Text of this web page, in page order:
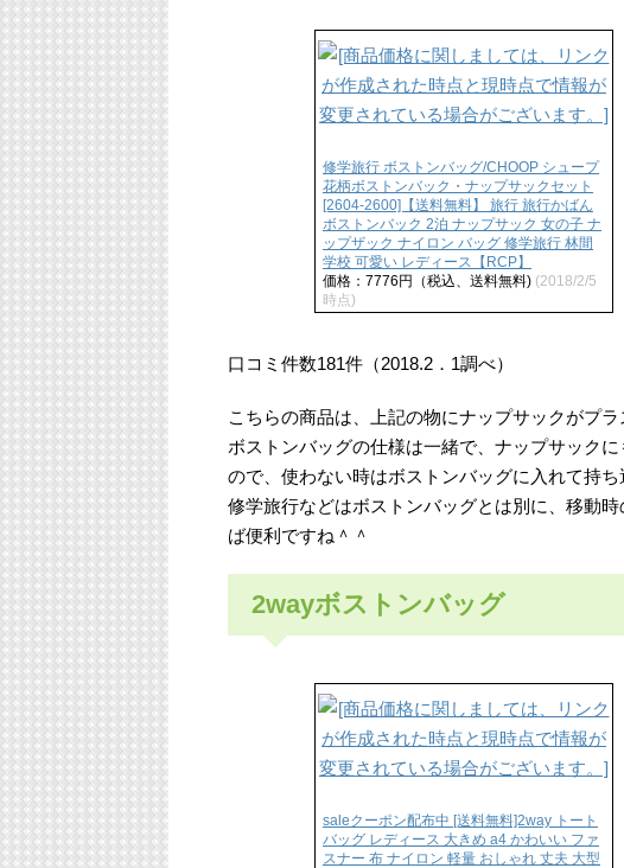
修学旅行 ボストンバッグ/CHOOP シュープ
花柄ボストンバック・ナップサックセット
[2604-2600]【送料無料】 旅行 旅行かばん
ボストンバック 2泊 ナップサック 女の子 ナ
ップザック ナイロン バッグ 修学旅行 林間
学校 可愛い レディース【RCP】
価格：7776円（税込、送料無料) (2018/2/5
時点)
口コミ件数181件（2018.2．1調べ）
こちらの商品は、上記の物にナップサックがプラ
ボストンバッグの仕様は一緒で、ナップサック
ので、使わない時はボストンバッグに入れて持ち
修学旅行などはボストンバッグとは別に、移動
ば便利ですね＾＾
2wayボストンバッグ
saleクーポン配布中 [送料無料]2way トート
バッグ レディース 大きめ a4 かわいい ファ
スナー 布 ナイロン 軽量 おしゃれ 丈夫 大型